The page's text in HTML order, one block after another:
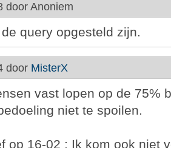
door Anoniem
query opgesteld zijn.
door MisterX
vast lopen op de 75%
niet te spoilen.
op 16-02 : Ik kom ook niet